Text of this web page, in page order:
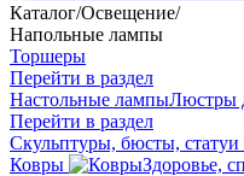
Каталог/Освещение/
Напольные лампы
Торшеры
Перейти в раздел
Настольные лампыЛюстры
Перейти в раздел
Скульптуры, бюсты, статуи
Ковры
Здоровье,